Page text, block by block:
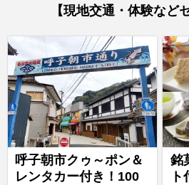
【現地交通・体験など
呼子朝市クゥ～ポン＆
レンタカー付き！100
銘